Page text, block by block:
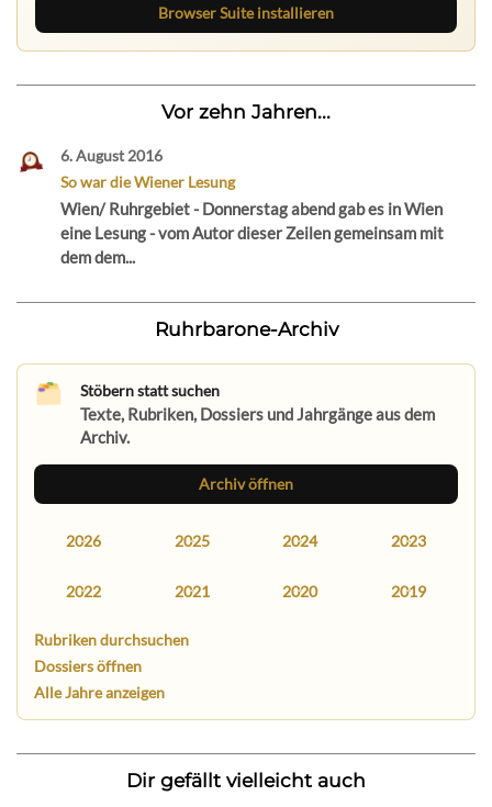
Browser Suite installieren
Vor zehn Jahren...
6. August 2016
So war die Wiener Lesung
Wien/ Ruhrgebiet - Donnerstag abend gab es in Wien
eine Lesung - vom Autor dieser Zeilen gemeinsam mit
dem dem...
Ruhrbarone-Archiv
Stöbern statt suchen
Texte, Rubriken, Dossiers und Jahrgänge aus dem
Archiv.
Archiv öffnen
2026 2025 2024 2023
2022 2021 2020 2019
Rubriken durchsuchen
Dossiers öffnen
Alle Jahre anzeigen
Dir gefällt vielleicht auch